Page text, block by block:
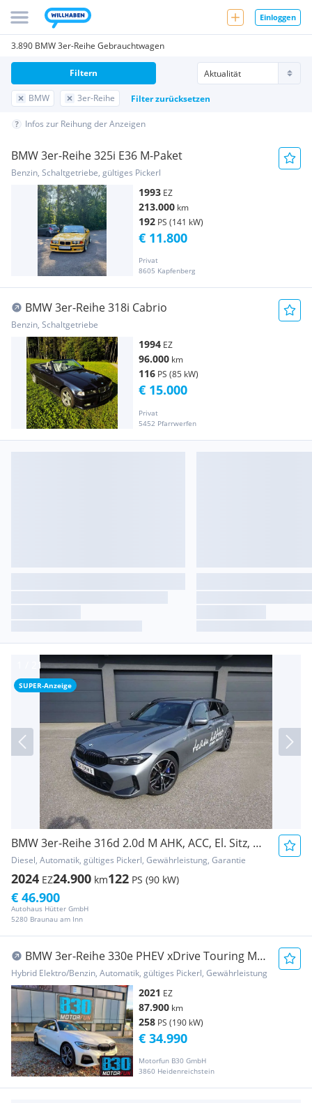
Einloggen
3.890 BMW 3er-Reihe Gebrauchtwagen
BMW 3er-Reihe Filter zurücksetzen
Filtern
Infos zur Reihung der Anzeigen
BMW 3er-Reihe 325i E36 M-Paket
Benzin, Schaltgetriebe, gültiges Pickerl
1993 EZ
213.000 km
192 PS (141 kW)
Privat
8605 Kapfenberg
€ 11.800
BMW 3er-Reihe 318i Cabrio
Benzin, Schaltgetriebe
1994 EZ
96.000 km
116 PS (85 kW)
Privat
5452 Pfarrwerfen
€ 15.000
SUPER-Anzeige
BMW 3er-Reihe 316d 2.0d M AHK, ACC, El. Sitz, Keyless, RFK
Diesel, Automatik, gültiges Pickerl, Gewährleistung, Garantie
2024 EZ24.900 km122 PS (90 kW)
Autohaus Hütter GmbH
5280 Braunau am Inn
€ 46.900
BMW 3er-Reihe 330e PHEV xDrive Touring M
Aut. Systemleistung ...
Hybrid Elektro/Benzin, Automatik, gültiges Pickerl, Gewährleistung
2021 EZ
87.900 km
258 PS (190 kW)
Motorfun B30 GmbH
3860 Heidenreichstein
€ 34.990